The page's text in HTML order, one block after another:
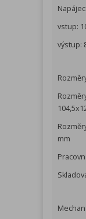
vstup:
výstup:
mm